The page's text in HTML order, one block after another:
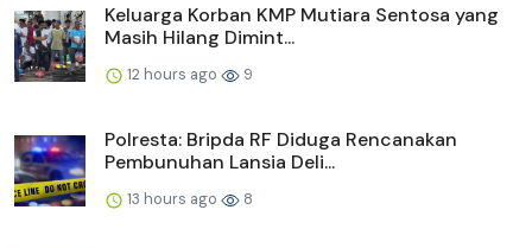
Keluarga Korban KMP Mutiara Sentosa yang
Masih Hilang Dimint...
12 hours ago 9
Polresta: Bripda RF Diduga Rencanakan
Pembunuhan Lansia Deli...
13 hours ago 8